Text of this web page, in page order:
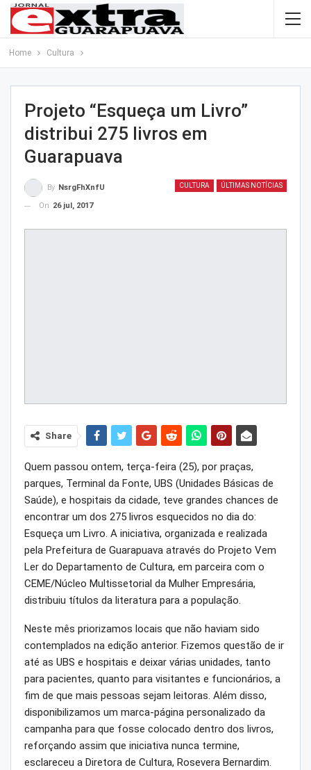
Home Cultura
Projeto “Esqueça um Livro”
distribui 275 livros em
Guarapuava
CULTURA ÚLTIMAS NOTÍCIAS
By NsrgFhXnfU
On 26 jul, 2017
Share
Quem passou ontem, terça-feira (25), por praças,
parques, Terminal da Fonte, UBS (Unidades Básicas de
Saúde), e hospitais da cidade, teve grandes chances de
encontrar um dos 275 livros esquecidos no dia do:
Esqueça um Livro. A iniciativa, organizada e realizada
pela Prefeitura de Guarapuava através do Projeto Vem
Ler do Departamento de Cultura, em parceira com o
CEME/Núcleo Multissetorial da Mulher Empresária,
distribuiu títulos da literatura para a população.
Neste mês priorizamos locais que não haviam sido
contemplados na edição anterior. Fizemos questão de ir
até as UBS e hospitais e deixar várias unidades, tanto
para pacientes, quanto para visitantes e funcionários, a
fim de que mais pessoas sejam leitoras. Além disso,
disponibilizamos um marca-página personalizado da
campanha para que fosse colocado dentro dos livros,
reforçando assim que iniciativa nunca termine,
esclareceu a Diretora de Cultura, Rosevera Bernardim.